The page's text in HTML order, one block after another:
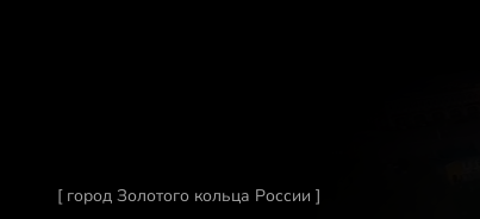
[ город Золотого кольца России ]